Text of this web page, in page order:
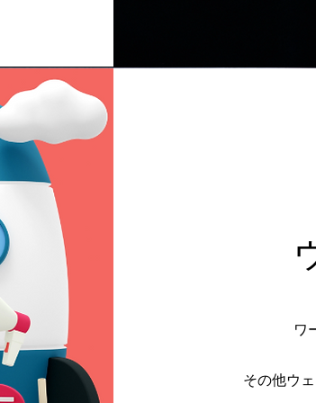
ワ
その他ウ